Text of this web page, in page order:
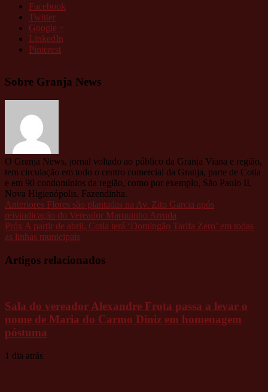
Facebook
Twitter
Google +
LinkedIn
Pinterest
Sobre Granja News
O Granja News, jornal voltado ao público da Granja Viana e região,
tem circulação em todo o centro comercial da Granja, parte de Cotia
e em 90 condomínios da região, como por exemplo, São Paulo II,
Nova Higienópolis, Fazendinha.
Anteriores Flores são plantadas na Av. Zito Garcia após
reivindicação do Vereador Marquinho Arruda
Próx A partir de abril, Cotia terá ‘Domingão Tarifa Zero’ em todas
as linhas municipais
Artigos relacionados
Sala do vereador Alexandre Frota passa a levar o
nome de Maria do Carmo Diniz em homenagem
póstuma
1 dia atrás